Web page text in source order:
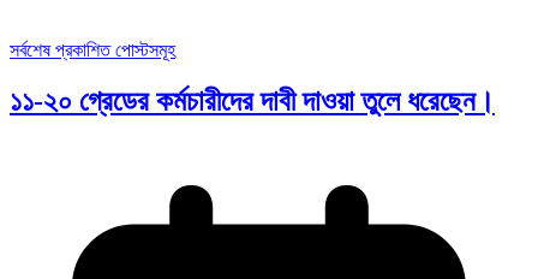
সর্বশেষ প্রকাশিত পোস্টসমূহ
১১-২০ গ্রেডের কর্মচারীদের দাবী দাওয়া তুলে ধরেছেন।